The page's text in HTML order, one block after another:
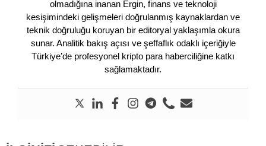
olmadığına inanan Ergin, finans ve teknoloji
kesişimindeki gelişmeleri doğrulanmış kaynaklardan ve
teknik doğruluğu koruyan bir editoryal yaklaşımla okura
sunar. Analitik bakış açısı ve şeffaflık odaklı içeriğiyle
Türkiye’de profesyonel kripto para haberciliğine katkı
sağlamaktadır.